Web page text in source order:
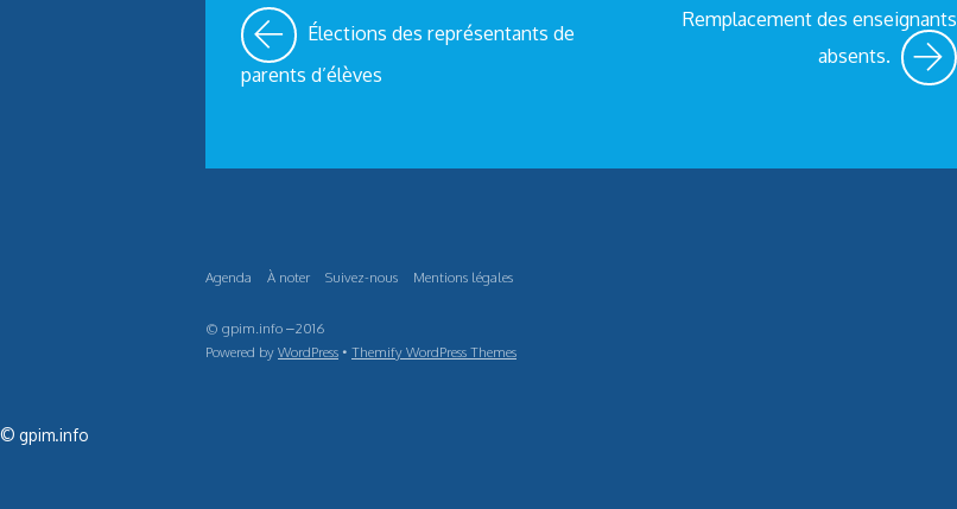
Élections des représentants de
parents d’élèves
Remplacement des enseignants
absents.
Agenda À noter Suivez-nous Mentions légales
© gpim.info –2016
Powered by WordPress • Themify WordPress Themes
© gpim.info